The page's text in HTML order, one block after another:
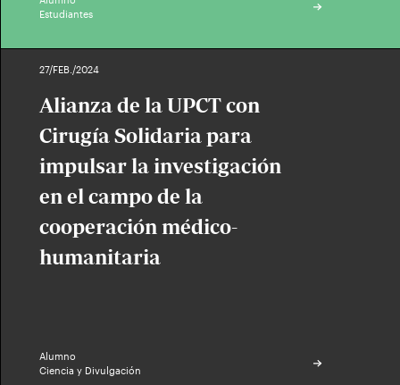
Estudiantes
27/FEB./2024
Alianza de la UPCT con
Cirugía Solidaria para
impulsar la investigación
en el campo de la
cooperación médico-
humanitaria
Alumno
Ciencia y Divulgación